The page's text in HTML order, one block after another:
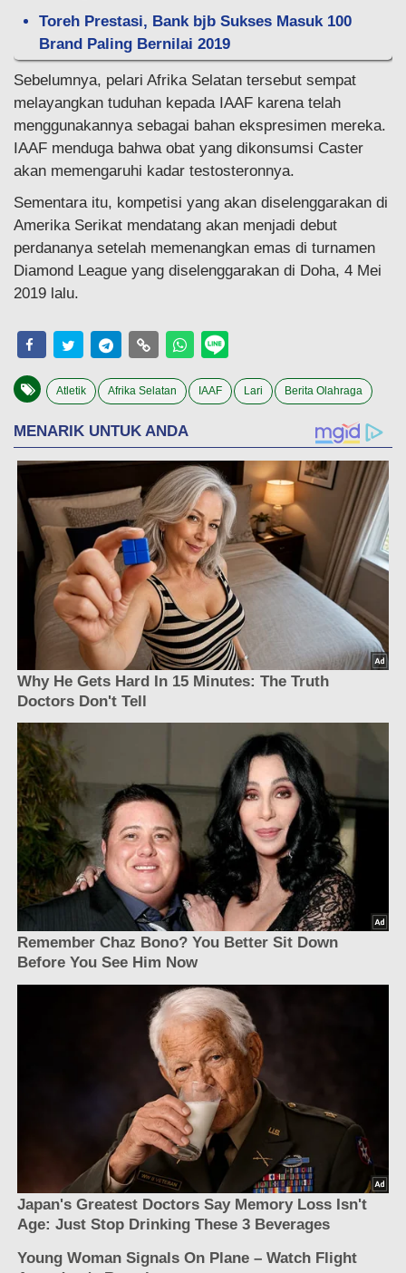
Toreh Prestasi, Bank bjb Sukses Masuk 100
Brand Paling Bernilai 2019
Sebelumnya, pelari Afrika Selatan tersebut sempat
melayangkan tuduhan kepada IAAF karena telah
menggunakannya sebagai bahan ekspresimen mereka.
IAAF menduga bahwa obat yang dikonsumsi Caster
akan memengaruhi kadar testosteronnya.
Sementara itu, kompetisi yang akan diselenggarakan di
Amerika Serikat mendatang akan menjadi debut
perdananya setelah memenangkan emas di turnamen
Diamond League yang diselenggarakan di Doha, 4 Mei
2019 lalu.
Atletik Afrika Selatan IAAF Lari Berita Olahraga